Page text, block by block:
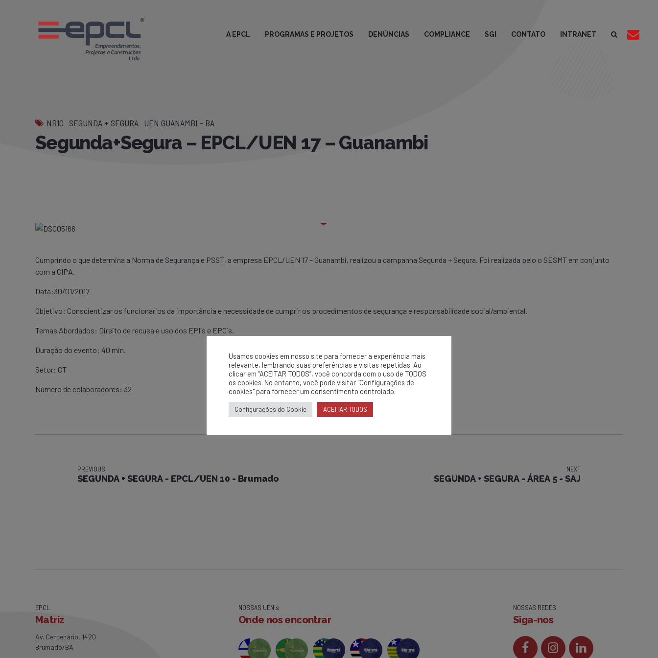
A EPCL PROGRAMAS E PROJETOS DENÚNCIAS COMPLIANCE SGI CONTATO INTRANET
NR10 SEGUNDA + SEGURA UEN GUANAMBI - BA
Segunda+Segura – EPCL/UEN 17 – Guanambi
Cumprindo o que determina a Norma de Segurança e PSST, a empresa EPCL/UEN 17 – Guanambi, realizou a campanha Segunda + Segura. Foi realizada pelo o SESMT em conjunto
com a CIPA.
Data:30/01/2017
Objetivo: Conscientizar os funcionários da importância e necessidade de cumprir os procedimentos de segurança e responsabilidade social/ambiental.
Temas Abordados: Direito de recusa e uso dos EPI`s e EPC`s.
Duração do evento: 40 min.
Setor: CT
Número de colaboradores: 32
PREVIOUS
SEGUNDA + SEGURA - EPCL/UEN 10 - Brumado
NEXT
SEGUNDA + SEGURA - ÁREA 5 - SAJ
EPCL
Matriz
Av. Centenário, 1420
Brumado/BA
NOSSAS UEN's
Onde nos encontrar
NOSSAS REDES
Siga-nos
Usamos cookies em nosso site para fornecer a experiência mais
relevante, lembrando suas preferências e visitas repetidas. Ao
clicar em “ACEITAR TODOS”, você concorda com o uso de TODOS
os cookies. No entanto, você pode visitar "Configurações de
cookies" para fornecer um consentimento controlado.
Configurações do Cookie ACEITAR TODOS